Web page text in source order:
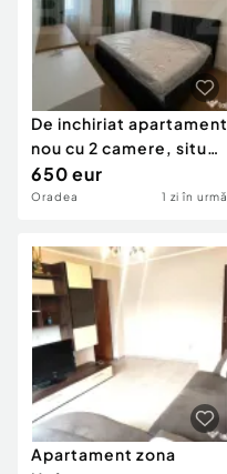
De inchiriat apartament
nou cu 2 camere, situat
zona centra
650 eur
Oradea 1 zi în urmă
Apartament zona